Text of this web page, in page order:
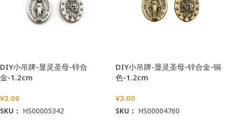
DIY小吊牌-显灵圣母-锌合
金-1.2cm
¥3.00
SKU： HS00005342
DIY小吊牌-显灵圣母-锌合金-铜
色-1.2cm
¥3.00
SKU： HS00004760